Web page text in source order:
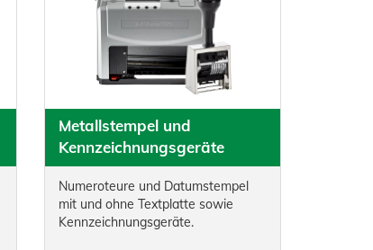
Metallstempel und
Kennzeichnungsgeräte
Numeroteure und Datumstempel
mit und ohne Textplatte sowie
Kennzeichnungsgeräte.